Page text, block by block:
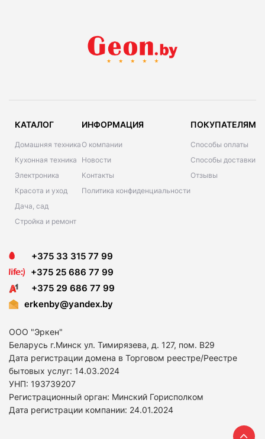
КАТАЛОГ
Домашняя техника
Кухонная техника
Электроника
Красота и уход
Дача, сад
Стройка и ремонт
ИНФОРМАЦИЯ
О компании
Новости
Контакты
Политика конфиденциальности
ПОКУПАТЕЛЯМ
Способы оплаты
Способы доставки
Отзывы
+375 33 315 77 99
+375 25 686 77 99
+375 29 686 77 99
erkenby@yandex.by
ООО "Эркен"
Беларусь г.Минск ул. Тимирязева, д. 127, пом. В29
Дата регистрации домена в Торговом реестре/Реестре
бытовых услуг: 14.03.2024
УНП: 193739207
Регистрационный орган: Минский Горисполком
Дата регистрации компании: 24.01.2024